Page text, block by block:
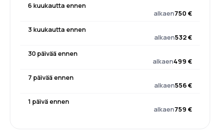
6 kuukautta ennen
alkaen750 €
3 kuukautta ennen
alkaen532 €
30 päivää ennen
alkaen499 €
7 päivää ennen
alkaen556 €
1 päivä ennen
alkaen759 €